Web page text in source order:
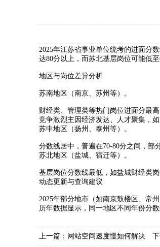
2025年江苏省事业单位统考的进面分
达80分以上，而苏北基层岗位可能低至
‌地区与岗位差异分析‌
‌苏南地区（南京、苏州等）‌。
财经类、管理类等热门岗位进面分最
竞争激烈主因经济发达、人才聚集，
‌苏中地区（扬州、泰州等）‌。
分数线居中，普遍在70-80分之间，部
‌苏北地区（盐城、宿迁等）‌。
基层岗位分数线最低，如盐城财经类
‌动态更新与查询建议‌
2025年部分地市（如南京鼓楼区、常
历年数据显示，同一地区不同年份分
上一篇： 网站空间速度慢如何解决 下